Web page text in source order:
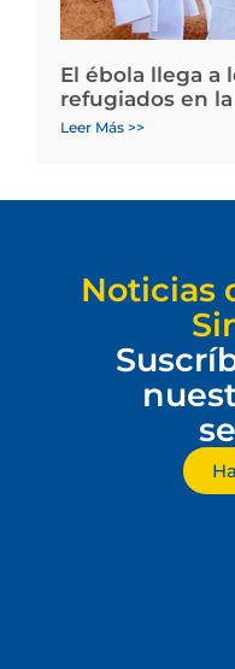
El ébola llega a
refugiados en la
Leer Más >>
Noticias